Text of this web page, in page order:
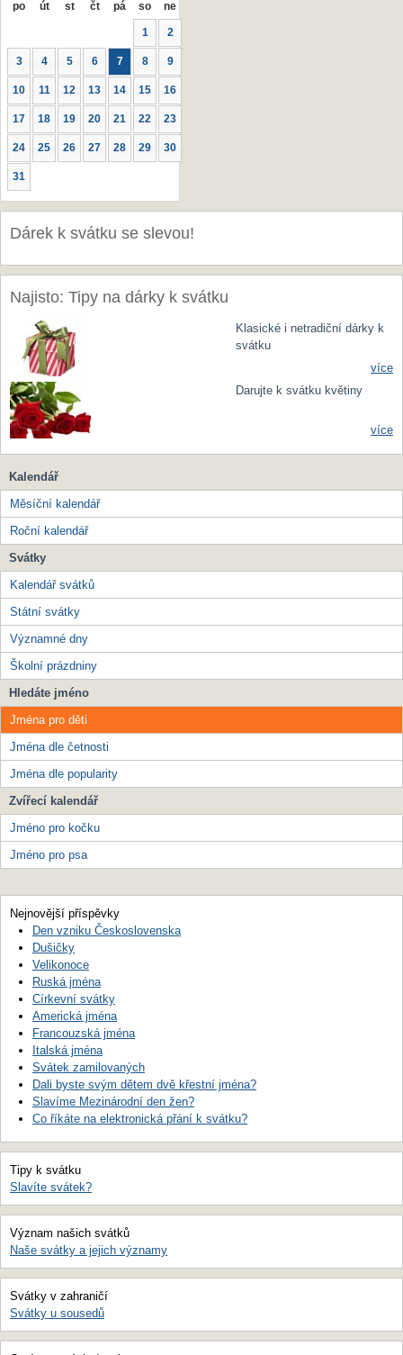
po út st čt pá so ne
1 2
3 4 5 6 7 8 9
10 11 12 13 14 15 16
17 18 19 20 21 22 23
24 25 26 27 28 29 30
31
Dárek k svátku se slevou!
Najisto: Tipy na dárky k svátku
Klasické i netradiční dárky k
svátku
více
Darujte k svátku květiny
více
Kalendář
Měsíční kalendář
Roční kalendář
Svátky
Kalendář svátků
Státní svátky
Významné dny
Školní prázdniny
Hledáte jméno
Jména pro děti
Jména dle četnosti
Jména dle popularity
Zvířecí kalendář
Jméno pro kočku
Jméno pro psa
Nejnovější příspěvky
Den vzniku Československa
Dušičky
Velikonoce
Ruská jména
Církevní svátky
Americká jména
Francouzská jména
Italská jména
Svátek zamilovaných
Dali byste svým dětem dvě křestní jména?
Slavíme Mezinárodní den žen?
Co říkáte na elektronická přání k svátku?
Tipy k svátku
Slavíte svátek?
Význam našich svátků
Naše svátky a jejich významy
Svátky v zahraničí
Svátky u sousedů